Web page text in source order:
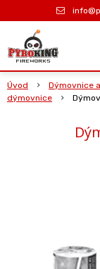
Úvod Dýmovnice
dýmovnice